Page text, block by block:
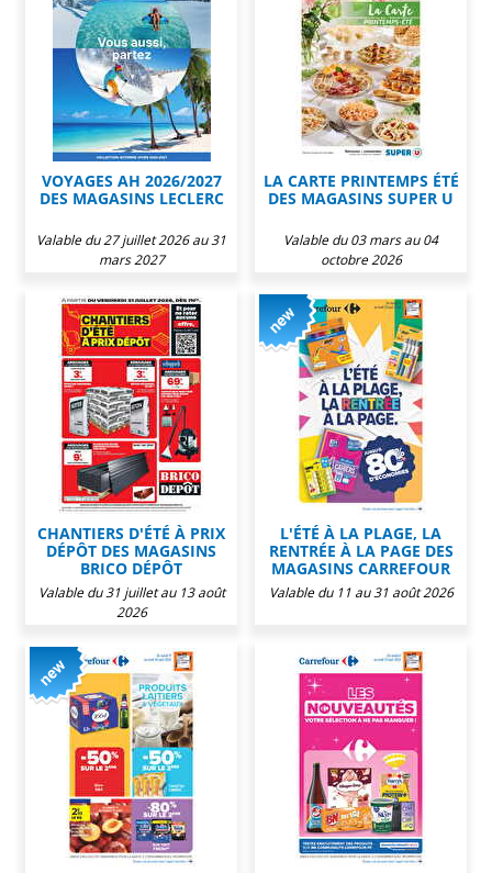
VOYAGES AH 2026/2027
DES MAGASINS LECLERC
Valable du 27 juillet 2026 au 31
mars 2027
LA CARTE PRINTEMPS ÉTÉ
DES MAGASINS SUPER U
Valable du 03 mars au 04
octobre 2026
CHANTIERS D'ÉTÉ À PRIX
DÉPÔT DES MAGASINS
BRICO DÉPÔT
Valable du 31 juillet au 13 août
2026
L'ÉTÉ À LA PLAGE, LA
RENTRÉE À LA PAGE DES
MAGASINS CARREFOUR
Valable du 11 au 31 août 2026